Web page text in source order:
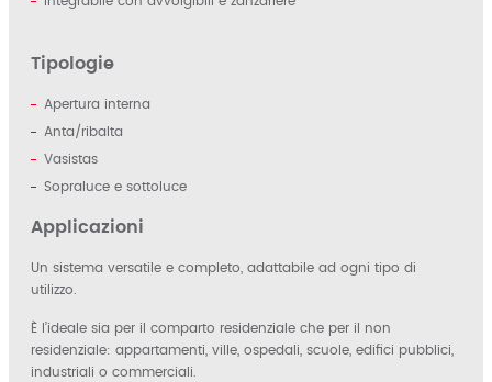
Tipologie
Apertura interna
Anta/ribalta
Vasistas
Sopraluce e sottoluce
Applicazioni
Un sistema versatile e completo, adattabile ad ogni tipo di
utilizzo.
È l’ideale sia per il comparto residenziale che per il non
residenziale: appartamenti, ville, ospedali, scuole, edifici pubblici,
industriali o commerciali.